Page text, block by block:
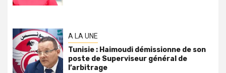
A LA UNE
Tunisie : Haimoudi démissionne de son
poste de Superviseur général de
l’arbitrage